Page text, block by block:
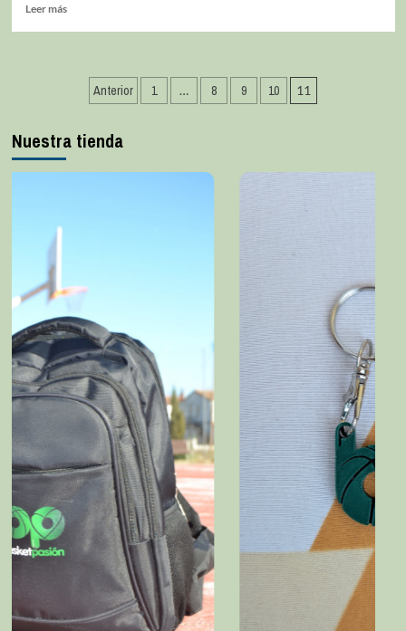
Leer más
Anterior 1 … 8 9 10 11
Nuestra tienda